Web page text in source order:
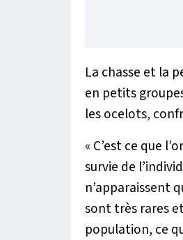
La chasse et la
en petits
les ocelots,
« C’est ce que
survie de
n’apparaissent
sont très rares
population, ce